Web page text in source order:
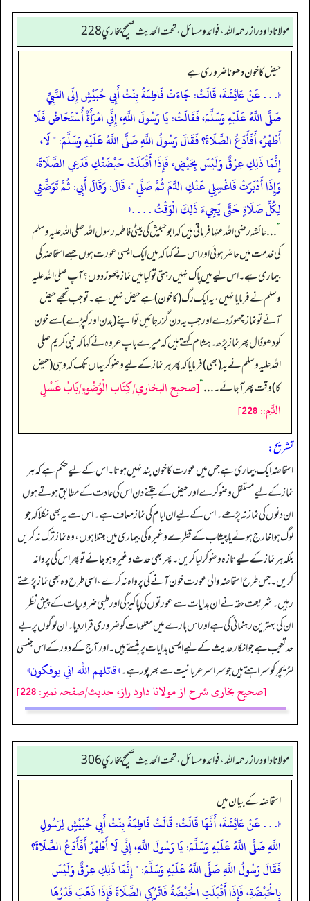
مولانا داود راز رحمه الله، فوائد و مسائل، تحت الحديث صحيح بخاري 228
حیض کا خون دھونا ضروری ہے
«. . . عَنْ عَائِشَةَ، قَالَتْ: جَاءَتْ فَاطِمَةُ بِنْتُ أَبِي حُبَيْشٍ إِلَى النَّبِيِّ
صَلَّى اللَّهُ عَلَيْهِ وَسَلَّمَ، فَقَالَتْ: يَا رَسُولَ اللَّهِ، إِنِّي امْرَأَةٌ أُسْتَحَاضُ فَلَا
أَطْهُرُ، أَفَأَدَعُ الصَّلَاةَ؟ فَقَالَ رَسُولُ اللَّهِ صَلَّى اللَّهُ عَلَيْهِ وَسَلَّمَ: " لَا،
إِنَّمَا ذَلِكِ عِرْقٌ وَلَيْسَ بِحَيْضٍ، فَإِذَا أَقْبَلَتْ حَيْضَتُكِ فَدَعِي الصَّلَاةَ،
وَإِذَا أَدْبَرَتْ فَاغْسِلِي عَنْكِ الدَّمَ ثُمَّ صَلِّي "، قَالَ: وَقَالَ أَبِي: ثُمَّ تَوَضَّئِي
لِكُلِّ صَلَاةٍ حَتَّى يَجِيءَ ذَلِكَ الْوَقْتُ . . . .»
”. . . عائشہ رضی اللہ عنہا فرماتی ہیں کہ ابوحبیش کی بیٹی فاطمہ رسول اللہ صلی اللہ علیہ وسلم
کی خدمت میں حاضر ہوئی اور اس نے کہا کہ میں ایک ایسی عورت ہوں جسے استحاضہ کی
بیماری ہے۔ اس لیے میں پاک نہیں رہتی تو کیا میں نماز چھوڑ دوں؟ آپ صلی اللہ علیہ
وسلم نے فرمایا نہیں، یہ ایک رگ (کا خون) ہے حیض نہیں ہے۔ تو جب تجھے حیض
آئے تو نماز چھوڑ دے اور جب یہ دن گزر جائیں تو اپنے (بدن اور کپڑے) سے خون
کو دھو ڈال پھر نماز پڑھ۔ ہشام کہتے ہیں کہ میرے باپ عروہ نے کہا کہ نبی کریم صلی
اللہ علیہ وسلم نے یہ (بھی) فرمایا کہ پھر ہر نماز کے لیے وضو کر یہاں تک کہ وہی (حیض
کا) وقت پھر آ جائے۔ . . .“[صحيح البخاري/كِتَاب الْوُضُوءِ/بَابُ غَسْلِ
الدَّمِ:: 228]
تشریح:
استحاضہ ایک بیماری ہے جس میں عورت کا خون بند نہیں ہوتا۔ اس کے لیے حکم ہے کہ ہر
نماز کے لیے مستقل وضو کرے اور حیض کے جتنے دن اس کی عادت کے مطابق ہوتے ہوں
ان دنوں کی نماز نہ پڑھے۔ اس کے لیے ان ایام کی نماز معاف ہے۔ اس سے یہ بھی نکلا کہ جو
لوگ ہوا خارج ہونے یا پیشاب کے قطرے وغیرہ کی بیماری میں مبتلا ہوں، وہ نماز ترک نہ کریں
بلکہ ہر نماز کے لیے تازہ وضو کر لیا کریں۔ پھر بھی حدث وغیرہ ہو جائے تو پھر اس کی پر وا نہ
کریں۔ جس طرح استحاضہ والی عورت خون آنے کی پرواہ نہ کرے، اسی طرح وہ بھی نماز پڑھتے
رہیں۔ شریعت حقہ نے ان ہدایات سے عورتوں کی پاکیزگی اور طبی ضروریات کے پیش نظر
ان کی بہترین رہنمائی کی ہے اور اس بارے میں معلومات کو ضروری قرار دیا۔ ان لوگوں پر بے
حد تعجب ہے جو انکار حدیث کے لیے ایسی ہدایات پر ہنستے ہیں۔ اور آج کے دور کے اس جنسی
لٹریچر کو سراہتے ہیں جو سراسر عریانیت سے بھرپور ہے۔«قاتلهم اللّٰه اني يوفكون»
[صحیح بخاری شرح از مولانا داود راز، حدیث/صفحہ نمبر: 228]
مولانا داود راز رحمه الله، فوائد و مسائل، تحت الحديث صحيح بخاري 306
استحاضہ کے بیان میں
«. . . عَنْ عَائِشَةَ، أَنَّهَا قَالَتْ: قَالَتْ فَاطِمَةُ بِنْتُ أَبِي حُبَيْشٍ لِرَسُولِ
اللَّهِ صَلَّى اللَّهُ عَلَيْهِ وَسَلَّمَ: يَا رَسُولَ اللَّهِ، إِنِّي لَا أَطْهُرُ أَفَأَدَعُ الصَّلَاةَ؟
فَقَالَ رَسُولُ اللَّهِ صَلَّى اللَّهُ عَلَيْهِ وَسَلَّمَ: " إِنَّمَا ذَلِكِ عِرْقٌ وَلَيْسَ
بِالْحَيْضَةِ، فَإِذَا أَقْبَلَتِ الْحَيْضَةُ فَاتْرُكِي الصَّلَاةَ فَإِذَا ذَهَبَ قَدْرُهَا